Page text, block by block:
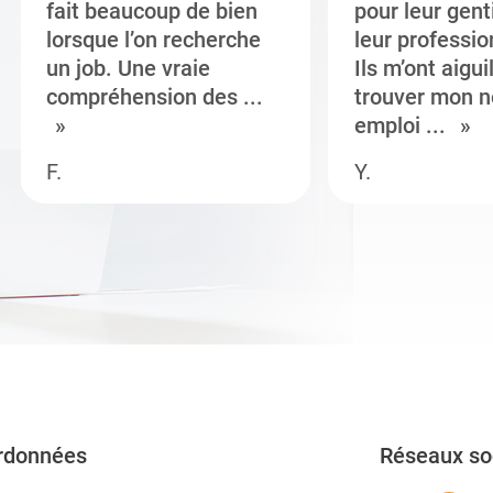
fait beaucoup de bien
lorsque l’on recherche
un job. Une vraie
compréhension des ...
F.
pour leur
leur
Ils m’ont
trouver mon
emploi ...
Y.
Réseaux